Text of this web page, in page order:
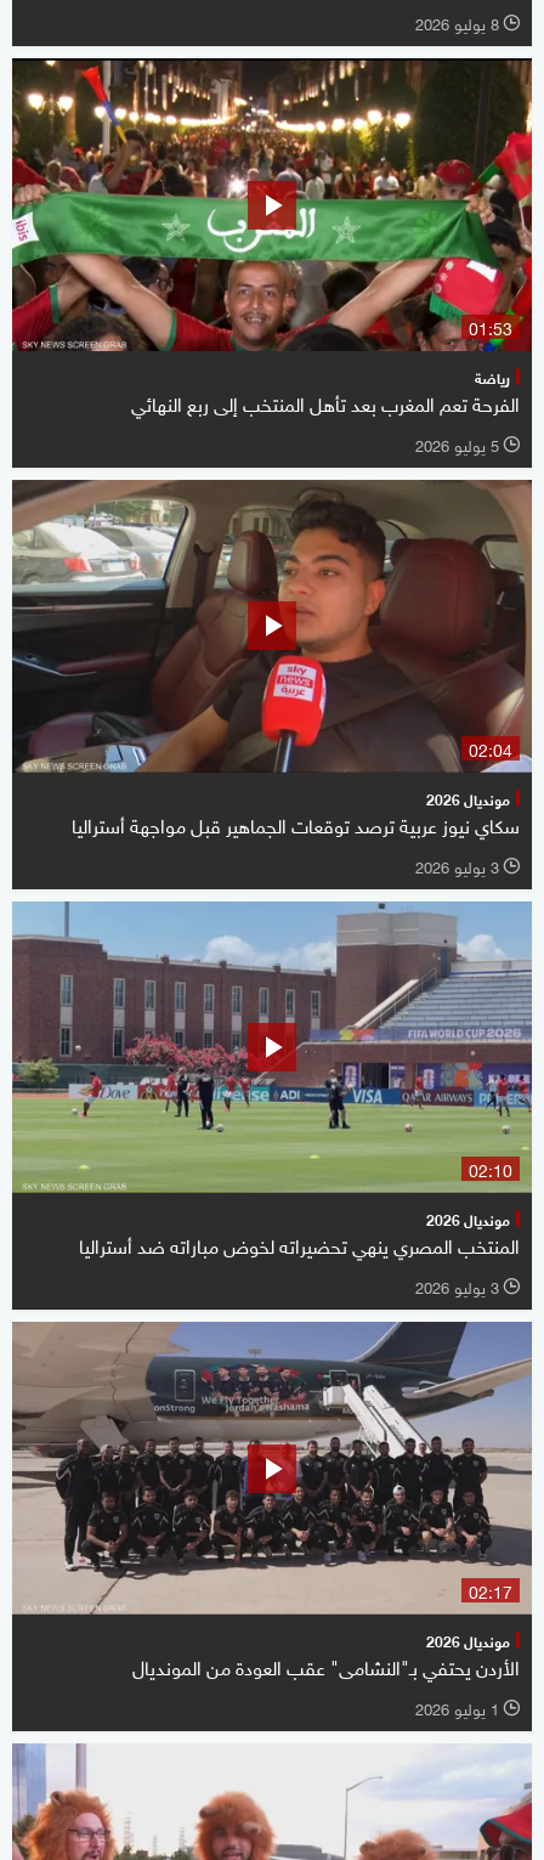
l 8 يوليو 2026
01:53
رياضة
الفرحة تعم المغرب بعد تأهل المنتخب إلى ربع النهائي
l 5 يوليو 2026
02:04
مونديال 2026
سكاي نيوز عربية ترصد توقعات الجماهير قبل مواجهة أستراليا
l 3 يوليو 2026
02:10
مونديال 2026
المنتخب المصري ينهي تحضيراته لخوض مباراته ضد أستراليا
l 3 يوليو 2026
02:17
مونديال 2026
الأردن يحتفي بـ"النشامى" عقب العودة من المونديال
l 1 يوليو 2026